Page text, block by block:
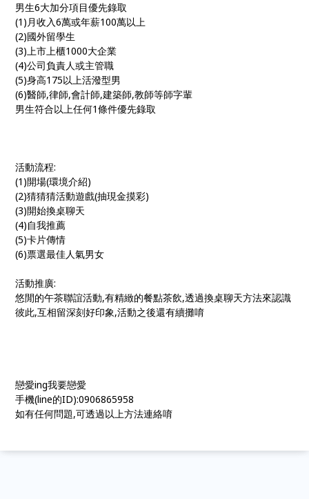
男生6大加分項目優先錄取
(1)月收入6萬或年薪100萬以上
(2)國外留學生
(3)上市上櫃1000大企業
(4)公司負責人或主管職
(5)身高175以上活潑型男
(6)醫師,律師,會計師,建築師,教師等師字輩
男生符合以上任何1條件優先錄取
活動流程:
(1)開場(環境介紹)
(2)猜猜猜活動遊戲(抽現金摸彩)
(3)開始換桌聊天
(4)自我推薦
(5)卡片傳情
(6)票選最佳人氣男女
活動推廣:
悠閒的午茶聯誼活動,有精緻的餐點茶飲,透過換桌聊天方法來認識
彼此,互相留深刻好印象,活動之後還有續攤唷
戀愛ing我要戀愛
手機(line的ID):0906865958
如有任何問題,可透過以上方法連絡唷